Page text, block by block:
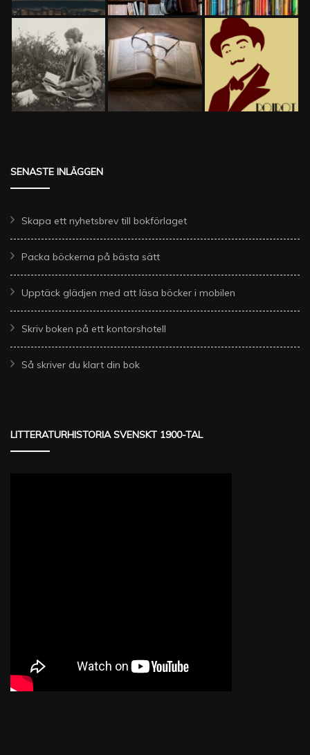
SENASTE INLÄGGEN
Skapa ett nyhetsbrev till bokförlaget
Packa böckerna på bästa sätt
Upptäck glädjen med att läsa böcker i mobilen
Skriv boken på ett kontorshotell
Så skriver du klart din bok
LITTERATURHISTORIA SVENSKT 1900-TAL